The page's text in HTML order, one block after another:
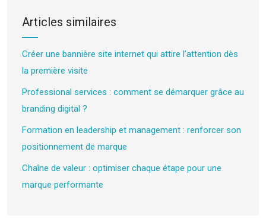
Articles similaires
Créer une bannière site internet qui attire l’attention dès
la première visite
Professional services : comment se démarquer grâce au
branding digital ?
Formation en leadership et management : renforcer son
positionnement de marque
Chaîne de valeur : optimiser chaque étape pour une
marque performante